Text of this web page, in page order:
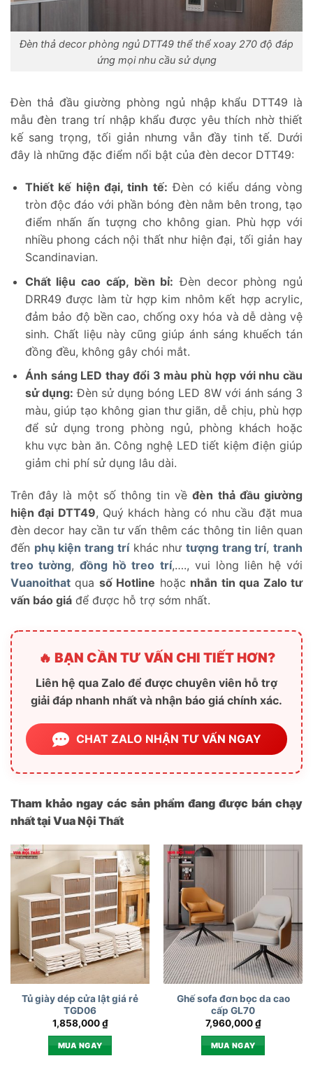
Đèn thả decor phòng ngủ DTT49 thể thể xoay 270 độ đáp
ứng mọi nhu cầu sử dụng
Đèn thả đầu giường phòng ngủ nhập khẩu DTT49 là
mẫu đèn trang trí nhập khẩu được yêu thích nhờ thiết
kế sang trọng, tối giản nhưng vẫn đầy tinh tế. Dưới
đây là những đặc điểm nổi bật của đèn decor DTT49:
Thiết kế hiện đại, tinh tế: Đèn có kiểu dáng vòng
tròn độc đáo với phần bóng đèn nằm bên trong, tạo
điểm nhấn ấn tượng cho không gian. Phù hợp với
nhiều phong cách nội thất như hiện đại, tối giản hay
Scandinavian.
Chất liệu cao cấp, bền bỉ: Đèn decor phòng ngủ
DRR49 được làm từ hợp kim nhôm kết hợp acrylic,
đảm bảo độ bền cao, chống oxy hóa và dễ dàng vệ
sinh. Chất liệu này cũng giúp ánh sáng khuếch tán
đồng đều, không gây chói mắt.
Ánh sáng LED thay đổi 3 màu phù hợp với nhu cầu
sử dụng: Đèn sử dụng bóng LED 8W với ánh sáng 3
màu, giúp tạo không gian thư giãn, dễ chịu, phù hợp
để sử dụng trong phòng ngủ, phòng khách hoặc
khu vực bàn ăn. Công nghệ LED tiết kiệm điện giúp
giảm chi phí sử dụng lâu dài.
Trên đây là một số thông tin vềđèn thả đầu giường
hiện đại DTT49, Quý khách hàng có nhu cầu đặt mua
đèn decor hay cần tư vấn thêm các thông tin liên quan
đến phụ kiện trang tríkhác như tượng trang trí,tranh
treo tường,đồng hồ treo trí,…., vui lòng liên hệ với
Vuanoithat qua số Hotline hoặc nhắn tin qua Zalo tư
vấn báo giá để được hỗ trợ sớm nhất.
🔥 BẠN CẦN TƯ VẤN CHI TIẾT HƠN?
Liên hệ qua Zalo để được chuyên viên hỗ trợ
giải đáp nhanh nhất và nhận báo giá chính xác.
CHAT ZALO NHẬN TƯ VẤN NGAY
Tham khảo ngay các sản phẩm đang được bán chạy
nhất tại Vua Nội Thất
Tủ giày dép cửa lật giá rẻ
TGD06
1,858,000₫
MUA NGAY
Ghế sofa đơn bọc da cao
cấp GL70
7,960,000₫
MUA NGAY